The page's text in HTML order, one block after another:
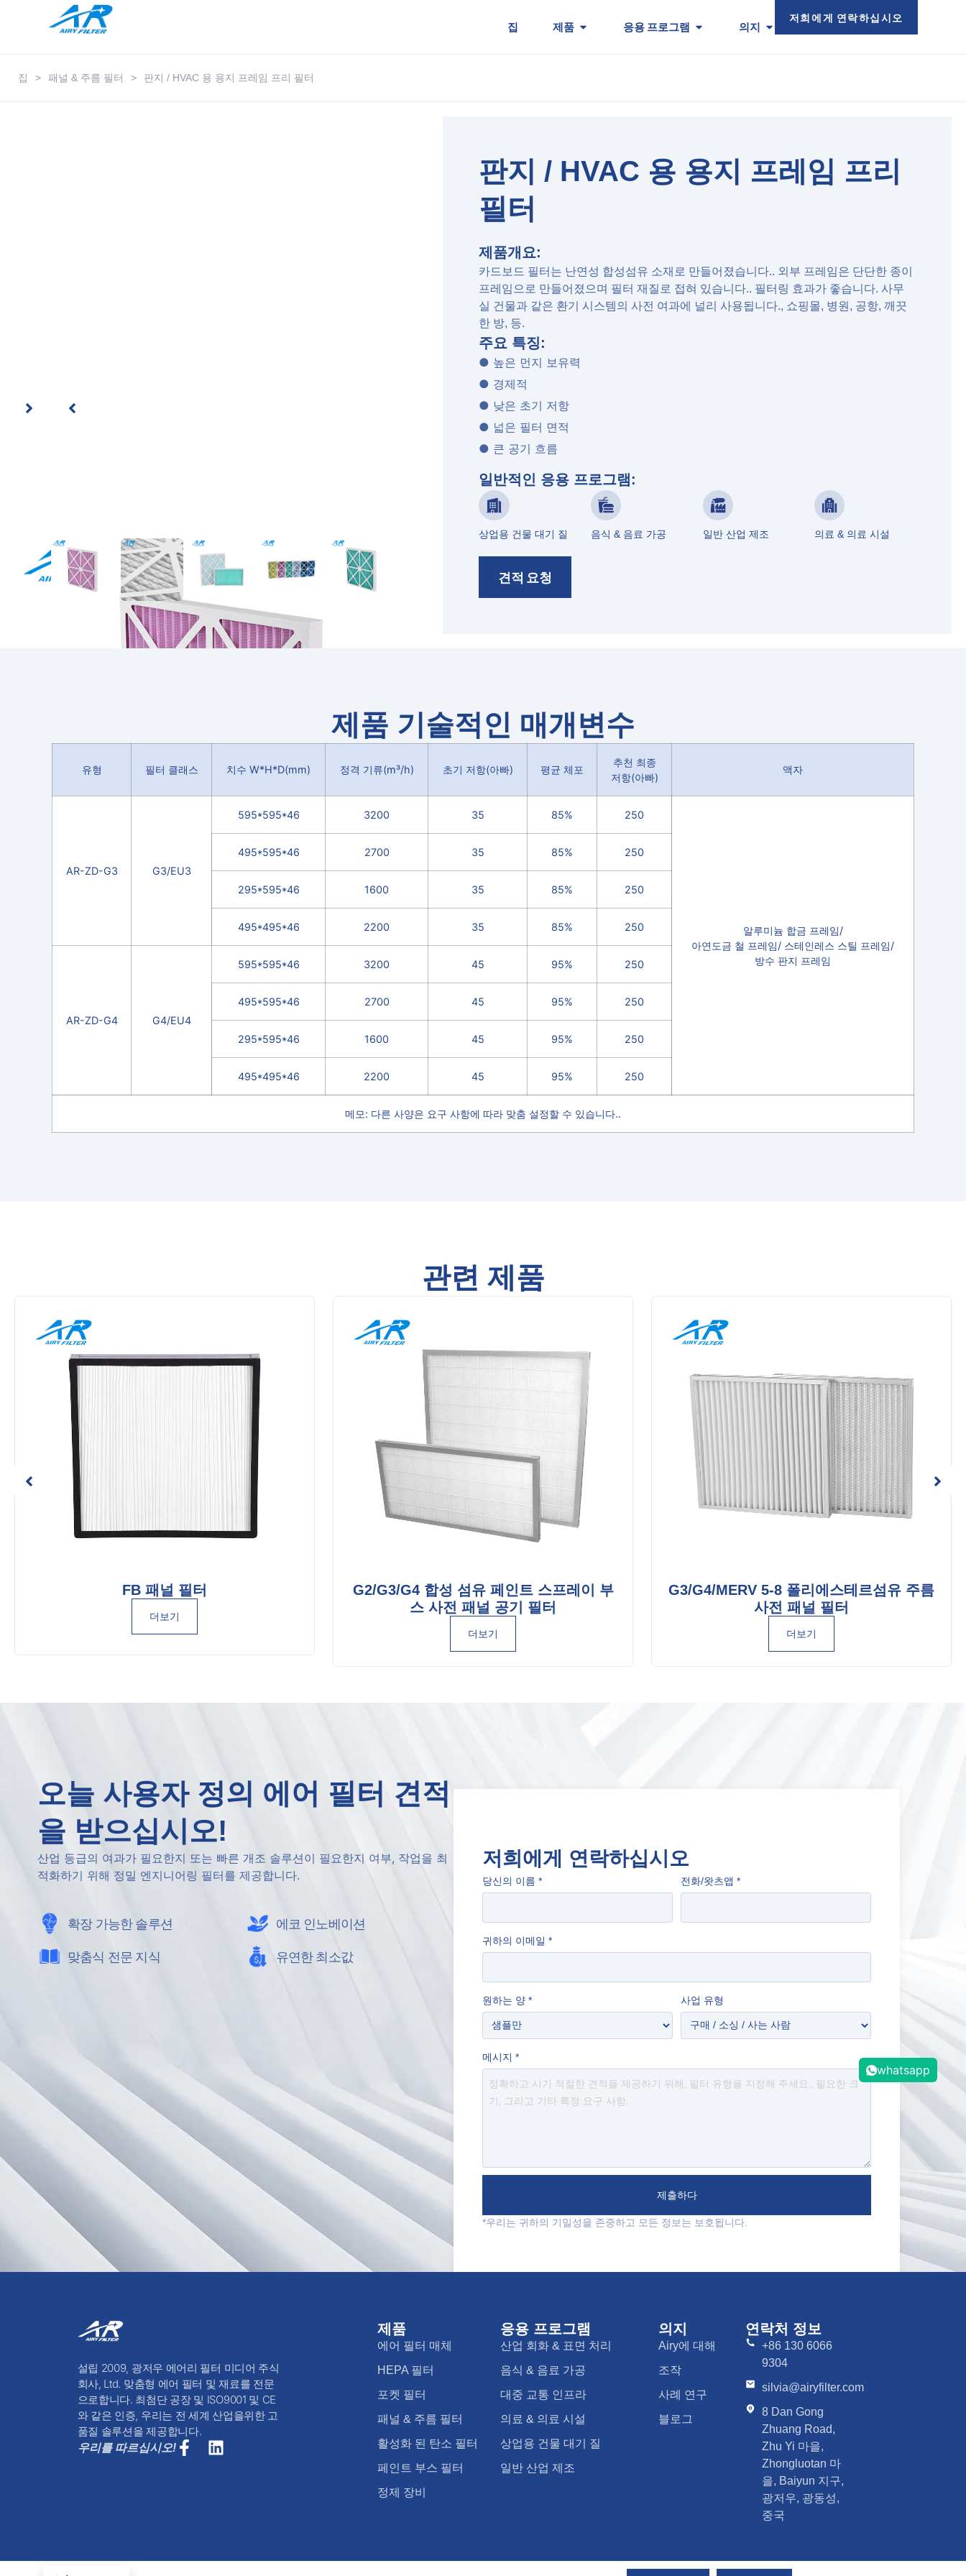
집 제품 응용 프로그램 의지
저희에게 연락하십시오
집 > 패널 & 주름 필터 > 판지 / HVAC 용 용지 프레임 프리 필터
판지 / HVAC 용 용지 프레임 프리
필터
제품개요:
카드보드 필터는 난연성 합성섬유 소재로 만들어졌습니다.. 외부 프레임은 단단한 종이
프레임으로 만들어졌으며 필터 재질로 접혀 있습니다.. 필터링 효과가 좋습니다. 사무
실 건물과 같은 환기 시스템의 사전 여과에 널리 사용됩니다., 쇼핑몰, 병원, 공항, 깨끗
한 방, 등.
주요 특징:
● 높은 먼지 보유력
● 경제적
● 낮은 초기 저항
● 넓은 필터 면적
● 큰 공기 흐름
일반적인 응용 프로그램:
상업용 건물 대기 질 음식 & 음료 가공 일반 산업 제조 의료 & 의료 시설
견적 요청
제품 기술적인 매개변수
유형 필터 클래스 치수 W*H*D(mm) 정격 기류(m³/h) 초기 저항(아빠) 평균 체포
추천 최종
저항(아빠)
액자
AR-ZD-G3 G3/EU3
595*595*46 3200 35 85% 250
알루미늄 합금 프레임/
아연도금 철 프레임/ 스테인레스 스틸 프레임/
방수 판지 프레임
495*595*46 2700 35 85% 250
295*595*46 1600 35 85% 250
495*495*46 2200 35 85% 250
AR-ZD-G4 G4/EU4
595*595*46 3200 45 95% 250
495*595*46 2700 45 95% 250
295*595*46 1600 45 95% 250
495*495*46 2200 45 95% 250
메모: 다른 사양은 요구 사항에 따라 맞춤 설정할 수 있습니다..
관련 제품
FB 패널 필터
더보기
G2/G3/G4 합성 섬유 페인트 스프레이 부
스 사전 패널 공기 필터
더보기
G3/G4/MERV 5-8 폴리에스테르섬유 주름
사전 패널 필터
더보기
오늘 사용자 정의 에어 필터 견적
을 받으십시오!
산업 등급의 여과가 필요한지 또는 빠른 개조 솔루션이 필요한지 여부, 작업을 최
적화하기 위해 정밀 엔지니어링 필터를 제공합니다.
확장 가능한 솔루션
맞춤식 전문 지식
에코 인노베이션
유연한 최소값
저희에게 연락하십시오
당신의 이름 * 전화/왓츠앱 *
귀하의 이메일 *
원하는 양 * 사업 유형
메시지 *
제출하다
*우리는 귀하의 기밀성을 존중하고 모든 정보는 보호됩니다.
설립 2009, 광저우 에어리 필터 미디어 주식
회사, Ltd. 맞춤형 에어 필터 및 재료를 전문
으로합니다. 최첨단 공장 및 ISO9001 및 CE
와 같은 인증, 우리는 전 세계 산업을위한 고
품질 솔루션을 제공합니다.
우리를 따르십시오!
제품
에어 필터 매체
HEPA 필터
포켓 필터
패널 & 주름 필터
활성화 된 탄소 필터
페인트 부스 필터
정제 장비
응용 프로그램
산업 회화 & 표면 처리
음식 & 음료 가공
대중 교통 인프라
의료 & 의료 시설
상업용 건물 대기 질
일반 산업 제조
의지
Airy에 대해
조작
사례 연구
블로그
연락처 정보
+86 130 6066
9304
silvia@airyfilter.com
8 Dan Gong
Zhuang Road,
Zhu Yi 마을,
Zhongluotan 마
을, Baiyun 지구,
광저우, 광동성,
중국
whatsapp